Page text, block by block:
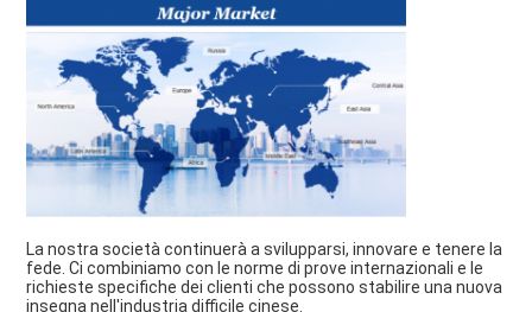
La nostra società continuerà a svilupparsi, innovare e tenere la
fede. Ci combiniamo con le norme di prove internazionali e le
richieste specifiche dei clienti che possono stabilire una nuova
insegna nell'industria difficile cinese.